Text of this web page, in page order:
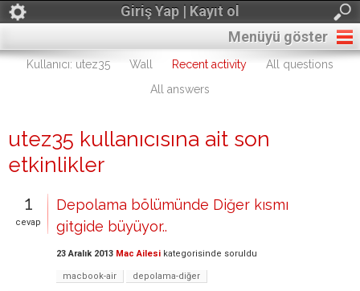
Giriş Yap | Kayıt ol
Menüyü göster
Kullanıcı: utez35 Wall Recent activity
All questions
All answers
utez35 kullanıcısına ait son
etkinlikler
1
cevap
Depolama bölümünde Diğer kısmı
gitgide büyüyor..
23 Aralık 2013 Mac Ailesi kategorisinde soruldu
macbook-air depolama-diğer